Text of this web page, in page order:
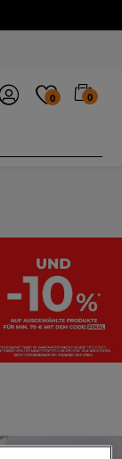
0 0